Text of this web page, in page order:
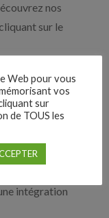
nos
sur le
recherches,
sont nos
intégration
Web pour vous
vos
sur
de TOUS les